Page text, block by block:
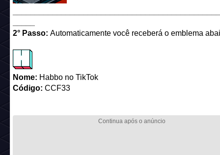
2° Passo: Automaticamente você receberá o emblema
Nome: Habbo no TikTok
Código: CCF33